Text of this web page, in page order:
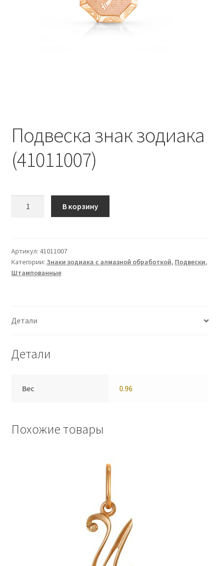
Подвеска знак зодиака
(41011007)
(41011007)
В корзину
Артикул: 41011007
Категории: Знаки зодиака с алмазной обработкой, Подвески,
Штампованные
Детали
Детали
Вес 0.96
Похожие товары